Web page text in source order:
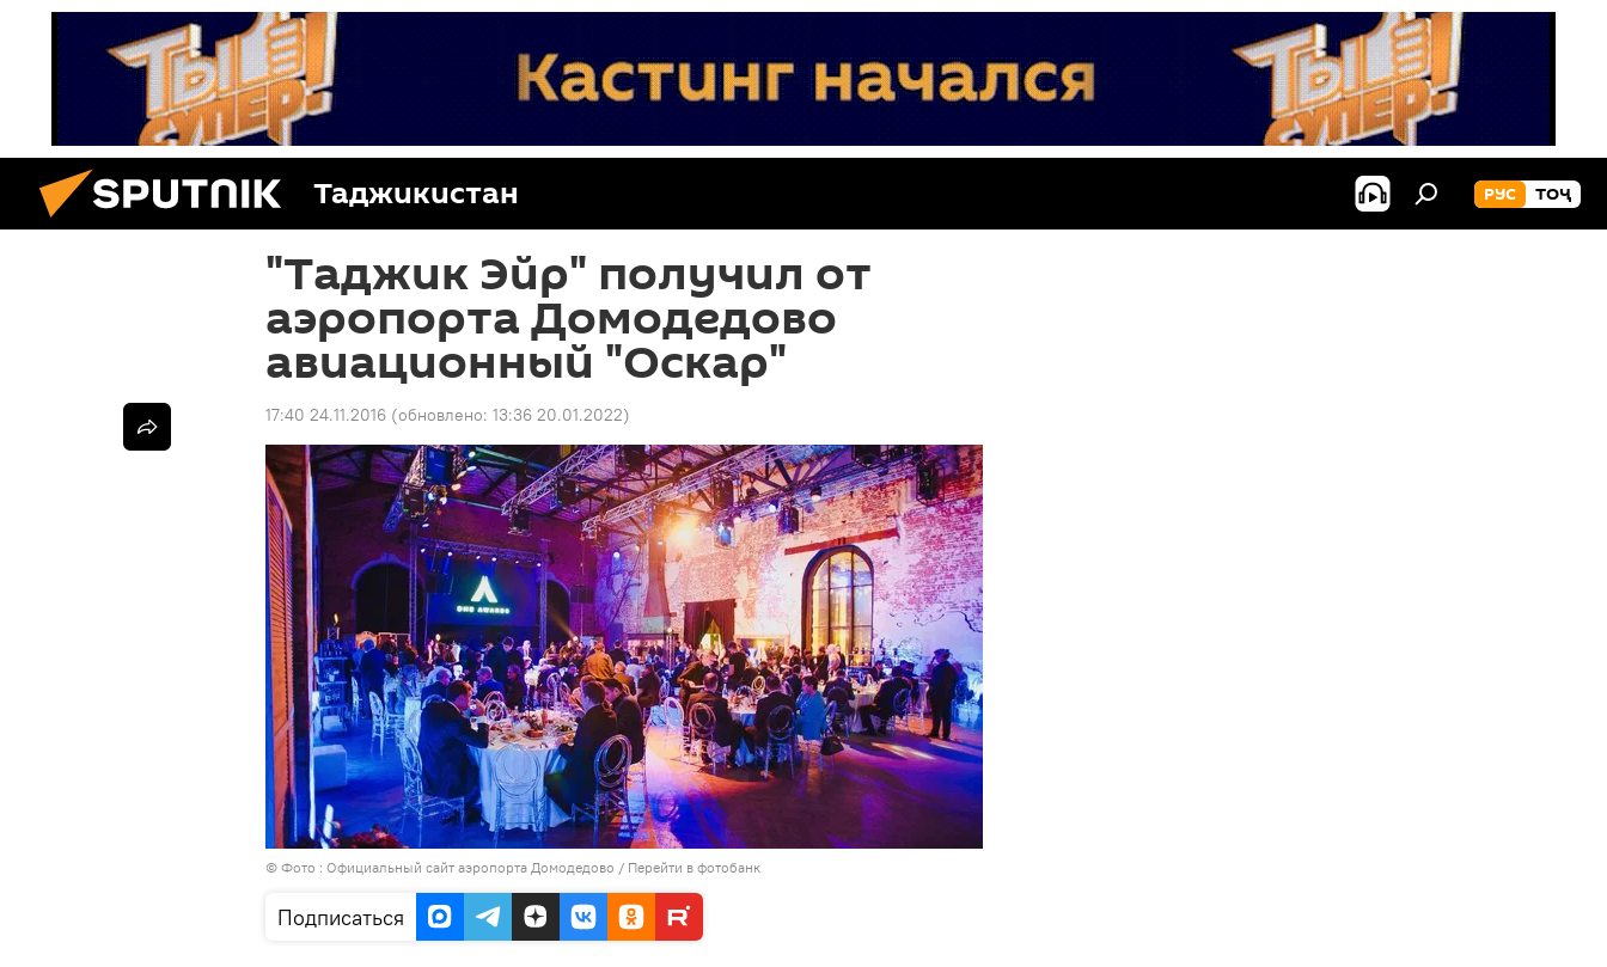
Таджикистан РУС ТОҶ
"Таджик Эйр" получил от
аэропорта Домодедово
авиационный "Оскар"
17:40 24.11.2016 (обновлено: 13:36 20.01.2022)
© Фото : Официальный сайт аэропорта Домодедово / Перейти в фотобанк
Подписаться